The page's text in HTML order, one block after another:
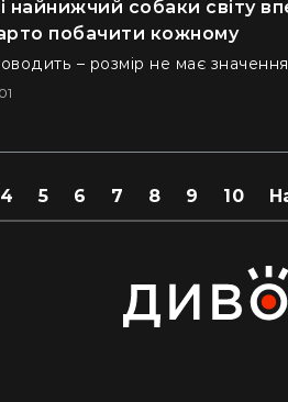
найнижчий собаки світу
побачити кожному
– розмір не має значення
4 5 6 7 8 9 10